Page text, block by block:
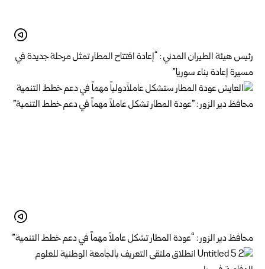
رئيس هيئة الطيران المدني : “إعادة افتتاح المطار تمثل مرحلة جديدة في
مسيرة إعادة بناء سوريا”
محافظ دير الزور : “عودة المطار تشكل عاملاً مهماً في دعم خطط التنمية”